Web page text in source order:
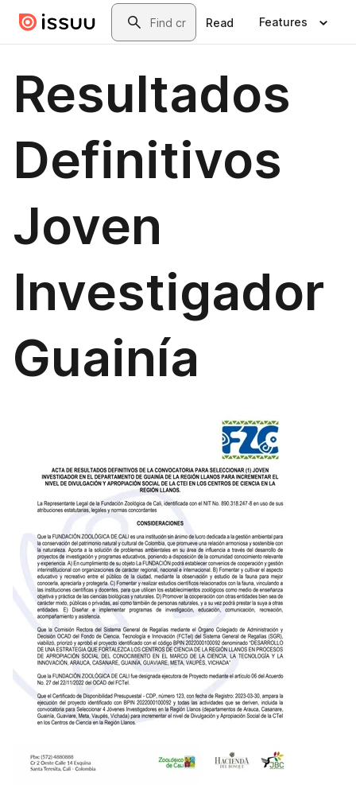
Skip to main contentSearch
Read Features
Resultados
Definitivos
Joven
Investigador
Guainía